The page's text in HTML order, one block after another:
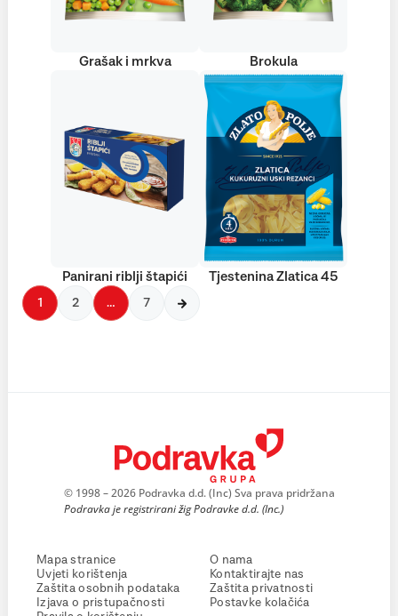
Grašak i mrkva Brokula
Panirani riblji štapići Tjestenina Zlatica 45
1 2 … 7
© 1998 – 2026 Podravka d.d. (Inc) Sva prava pridržana
Podravka je registrirani žig Podravke d.d. (Inc.)
Mapa stranice
Uvjeti korištenja
Zaštita osobnih podataka
Izjava o pristupačnosti
O nama
Kontaktirajte nas
Zaštita privatnosti
Postavke kolačića